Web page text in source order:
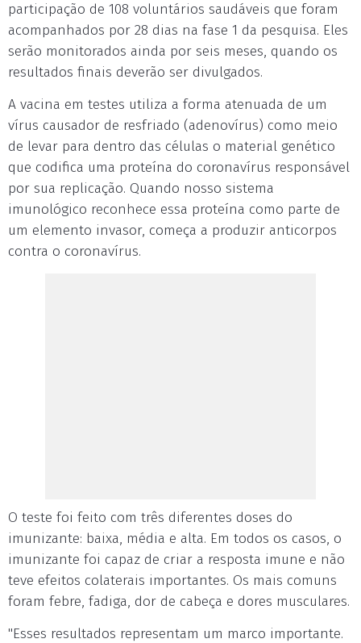
participação de 108 voluntários saudáveis que foram
acompanhados por 28 dias na fase 1 da pesquisa. Eles
serão monitorados ainda por seis meses, quando os
resultados finais deverão ser divulgados.
A vacina em testes utiliza a forma atenuada de um
vírus causador de resfriado (adenovírus) como meio
de levar para dentro das células o material genético
que codifica uma proteína do coronavírus responsável
por sua replicação. Quando nosso sistema
imunológico reconhece essa proteína como parte de
um elemento invasor, começa a produzir anticorpos
contra o coronavírus.
O teste foi feito com três diferentes doses do
imunizante: baixa, média e alta. Em todos os casos, o
imunizante foi capaz de criar a resposta imune e não
teve efeitos colaterais importantes. Os mais comuns
foram febre, fadiga, dor de cabeça e dores musculares.
"Esses resultados representam um marco importante.